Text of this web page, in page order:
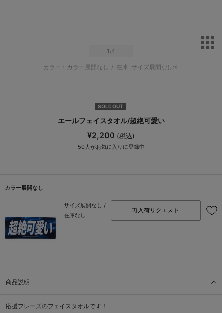
1 /4
カラー：カラー展開なし / 在庫 サイズ展開なし:☓
SOLD OUT
エールフェイスタオル/超絶可愛い
¥2,200 (税込)
50 人がお気に入りに登録中
カラー展開なし
サイズ展開なし /
在庫なし
再入荷リクエスト
商品説明
応援フレーズのフェイスタオルです！